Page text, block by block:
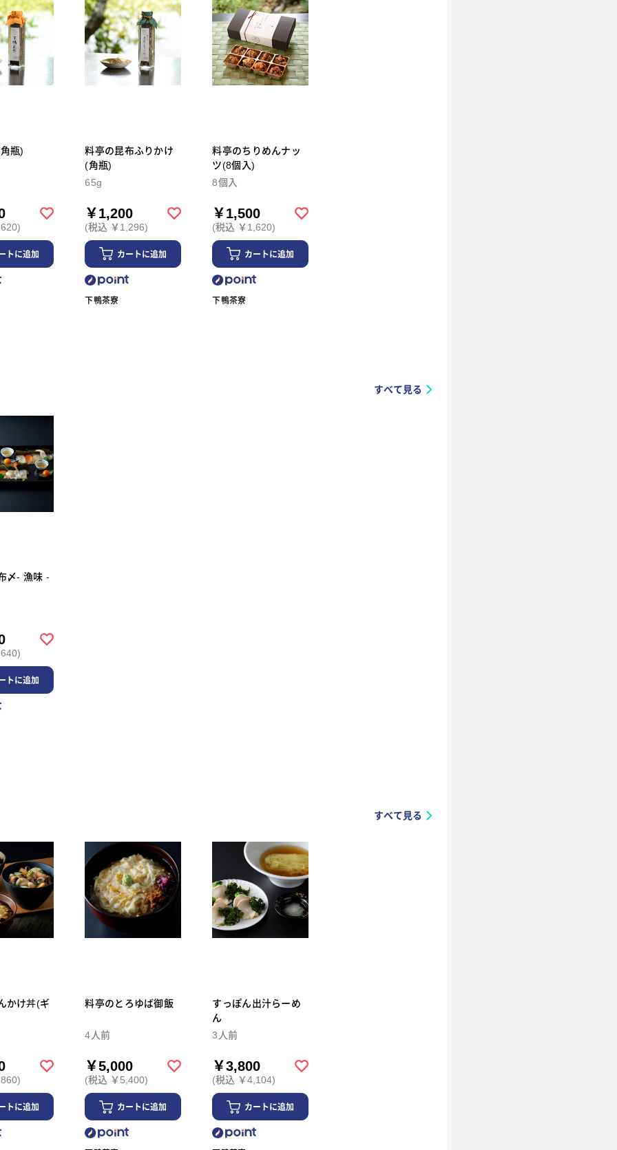
瓶)
トに追加
料亭の昆布ふりかけ
(角瓶)
65g
￥1,200
(税込 ￥1,296)
カートに追加
下鴨茶寮
料亭のちりめんナッ
ツ(8個入)
8個入
￥1,500
(税込 ￥1,620)
カートに追加
下鴨茶寮
すべて見る
〆- 漁味 -
トに追加
すべて見る
かけ丼(ギ
トに追加
料亭のとろゆば御飯
4人前
￥5,000
(税込 ￥5,400)
カートに追加
すっぽん出汁らーめ
ん
3人前
￥3,800
(税込 ￥4,104)
カートに追加